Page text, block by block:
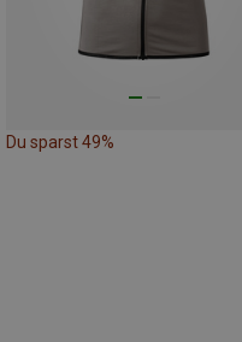
Du sparst 49%